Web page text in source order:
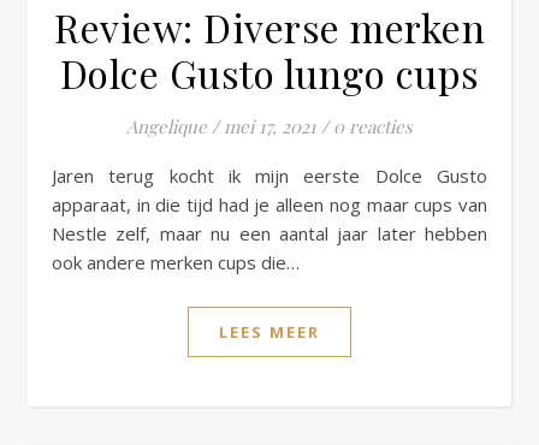
Review: Diverse merken
Dolce Gusto lungo cups
Angelique / mei 17, 2021 / 0 reacties
Jaren terug kocht ik mijn eerste Dolce Gusto
apparaat, in die tijd had je alleen nog maar cups van
Nestle zelf, maar nu een aantal jaar later hebben
ook andere merken cups die…
LEES MEER